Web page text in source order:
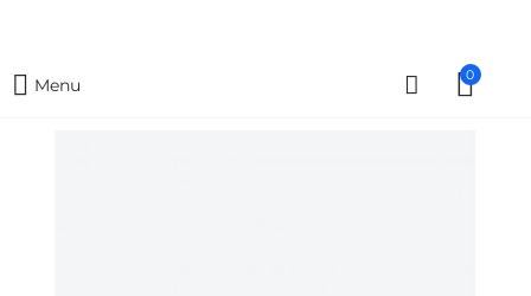
Menu 0